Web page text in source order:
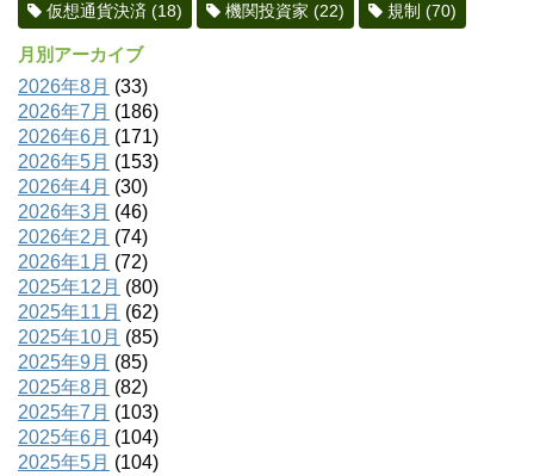
仮想通貨決済 (18) 機関投資家 (22) 規制 (70)
月別アーカイブ
2026年8月 (33)
2026年7月 (186)
2026年6月 (171)
2026年5月 (153)
2026年4月 (30)
2026年3月 (46)
2026年2月 (74)
2026年1月 (72)
2025年12月 (80)
2025年11月 (62)
2025年10月 (85)
2025年9月 (85)
2025年8月 (82)
2025年7月 (103)
2025年6月 (104)
2025年5月 (104)